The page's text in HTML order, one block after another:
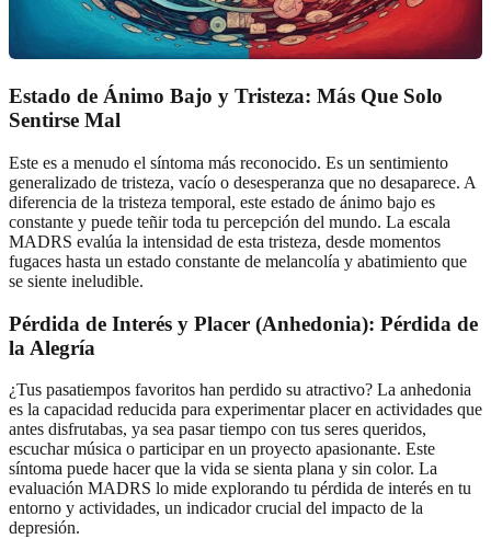
Estado de Ánimo Bajo y Tristeza: Más Que Solo
Sentirse Mal
Este es a menudo el síntoma más reconocido. Es un sentimiento
generalizado de tristeza, vacío o desesperanza que no desaparece. A
diferencia de la tristeza temporal, este estado de ánimo bajo es
constante y puede teñir toda tu percepción del mundo. La escala
MADRS evalúa la intensidad de esta tristeza, desde momentos
fugaces hasta un estado constante de melancolía y abatimiento que
se siente ineludible.
Pérdida de Interés y Placer (Anhedonia): Pérdida de
la Alegría
¿Tus pasatiempos favoritos han perdido su atractivo? La anhedonia
es la capacidad reducida para experimentar placer en actividades que
antes disfrutabas, ya sea pasar tiempo con tus seres queridos,
escuchar música o participar en un proyecto apasionante. Este
síntoma puede hacer que la vida se sienta plana y sin color. La
evaluación MADRS lo mide explorando tu pérdida de interés en tu
entorno y actividades, un indicador crucial del impacto de la
depresión.